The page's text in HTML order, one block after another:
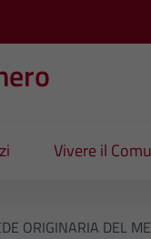
Vivere il
ORIGINARIA DEL